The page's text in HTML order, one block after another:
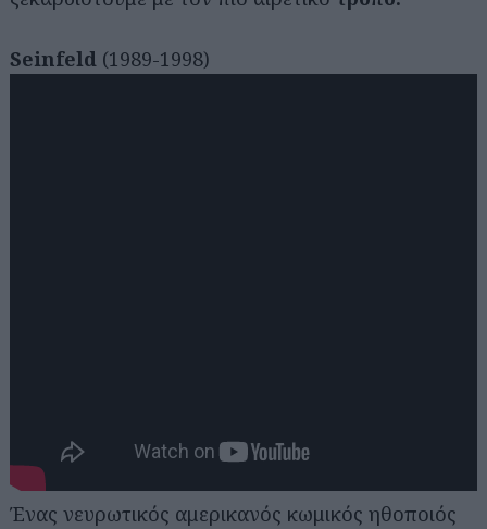
Seinfeld (1989-1998)
Ένας νευρωτικός αμερικανός κωμικός ηθοποιός